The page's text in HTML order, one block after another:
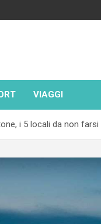
VIAGGI
i 5 locali da non